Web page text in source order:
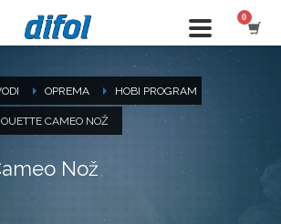
OPREMA HOBI PROGRAM
CAMEO NOŽ
Nož